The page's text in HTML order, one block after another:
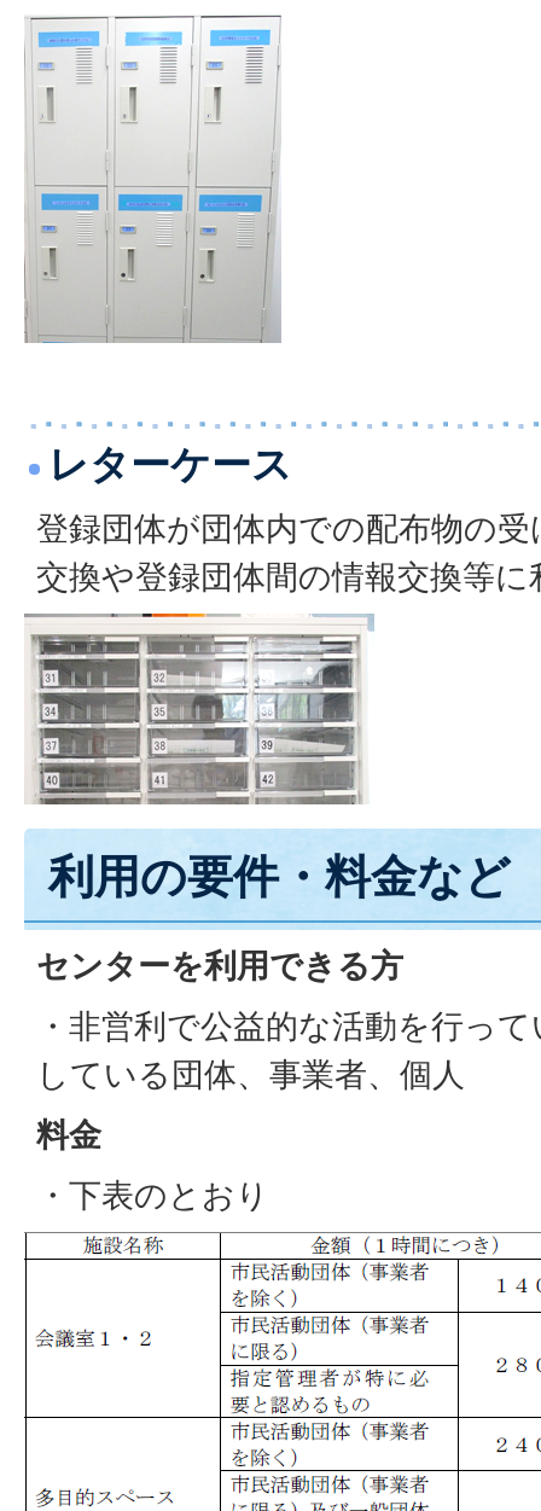
レターケース
登録団体が団体内での配布物の
交換や登録団体間の情報交換等
利用の要件・料金など
センターを利用できる方
・非営利で公益的な活動を行っ
している団体、事業者、個人
料金
・下表のとおり